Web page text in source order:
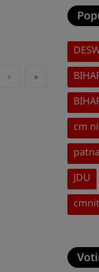
› »
cm
JDU